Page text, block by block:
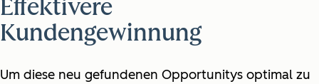
Effektivere
Kundengewinnung
Um diese neu gefundenen Opportunitys optimal zu